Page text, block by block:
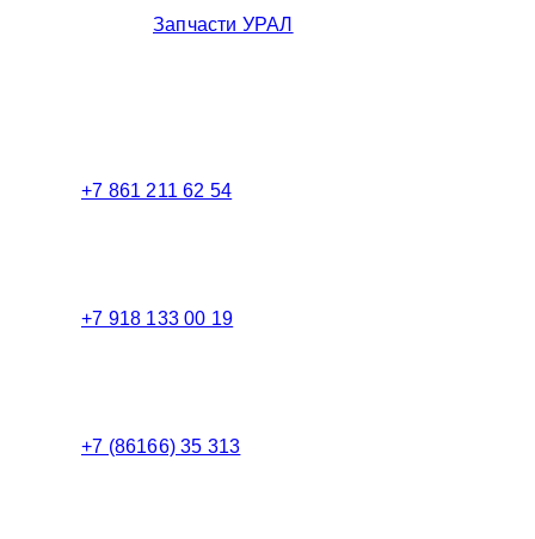
Запчасти УРАЛ
+7 861 211 62 54
+7 918 133 00 19
+7 (86166) 35 313